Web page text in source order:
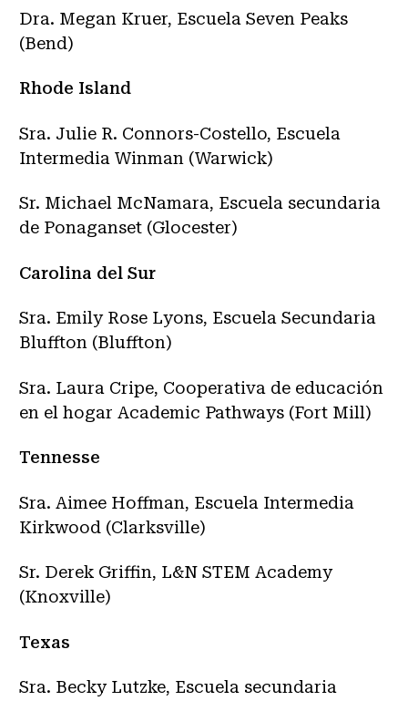
Dra. Megan Kruer, Escuela Seven Peaks
(Bend)
Rhode Island
Sra. Julie R. Connors-Costello, Escuela
Intermedia Winman (Warwick)
Sr. Michael McNamara, Escuela secundaria
de Ponaganset (Glocester)
Carolina del Sur
Sra. Emily Rose Lyons, Escuela Secundaria
Bluffton (Bluffton)
Sra. Laura Cripe, Cooperativa de educación
en el hogar Academic Pathways (Fort Mill)
Tennesse
Sra. Aimee Hoffman, Escuela Intermedia
Kirkwood (Clarksville)
Sr. Derek Griffin, L&N STEM Academy
(Knoxville)
Texas
Sra. Becky Lutzke, Escuela secundaria